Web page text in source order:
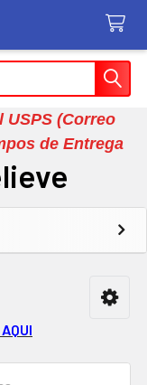
USPS (Correo
de Entrega